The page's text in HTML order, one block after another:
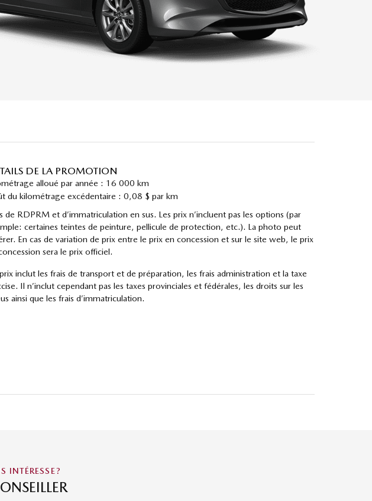
DE LA PROMOTION
alloué par année : 16 000 km
du kilométrage excédentaire : 0,08 $ par km
de RDPRM et d’immatriculation en sus. Les prix n’incluent pas les options (par
certaines teintes de peinture, pellicule de protection, etc.). La photo peut
En cas de variation de prix entre le prix en concession et sur le site web, le prix
sera le prix officiel.
inclut les frais de transport et de préparation, les frais administration et la taxe
Il n’inclut cependant pas les taxes provinciales et fédérales, les droits sur les
ainsi que les frais d’immatriculation.
INTÉRESSE?